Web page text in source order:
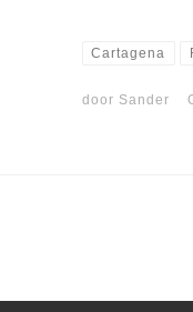
Cartagena
door Sander